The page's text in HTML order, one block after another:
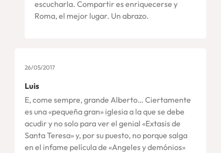
escucharla. Compartir es enriquecerse y
Roma, el mejor lugar. Un abrazo.
26/05/2017
Luis
E, come sempre, grande Alberto… Ciertamente
es una «pequeña gran» iglesia a la que se debe
acudir y no solo para ver el genial «Extasis de
Santa Teresa» y, por su puesto, no porque salga
en el infame película de «Angeles y demónios»